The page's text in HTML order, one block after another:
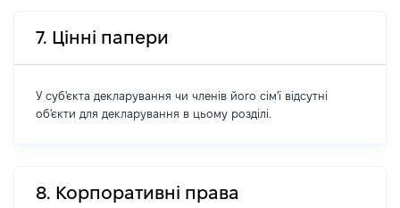
7. Цінні папери
У суб'єкта декларування чи членів його сім'ї відсутні
об'єкти для декларування в цьому розділі.
8. Корпоративні права